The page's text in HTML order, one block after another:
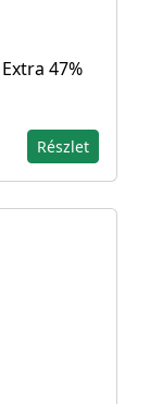
47%
Részlet